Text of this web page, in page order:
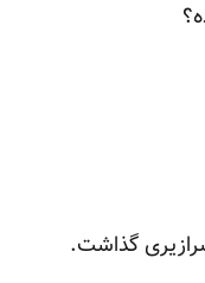
گذاشت.